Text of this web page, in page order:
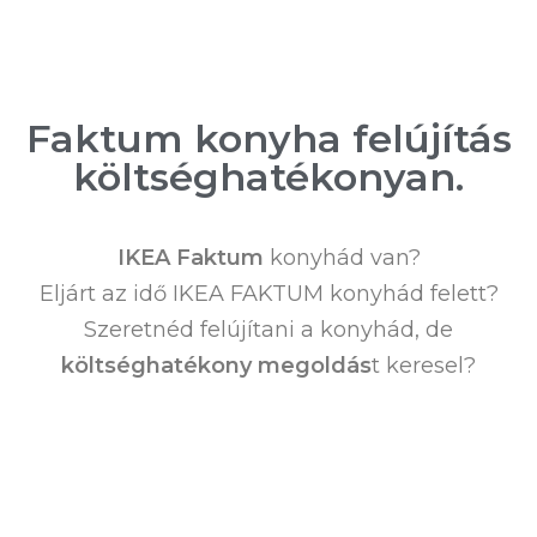
Faktum konyha felújítás
költséghatékonyan.
IKEA Faktum konyhád van?
Eljárt az idő IKEA FAKTUM konyhád felett?
Szeretnéd felújítani a konyhád, de
költséghatékony megoldást keresel?